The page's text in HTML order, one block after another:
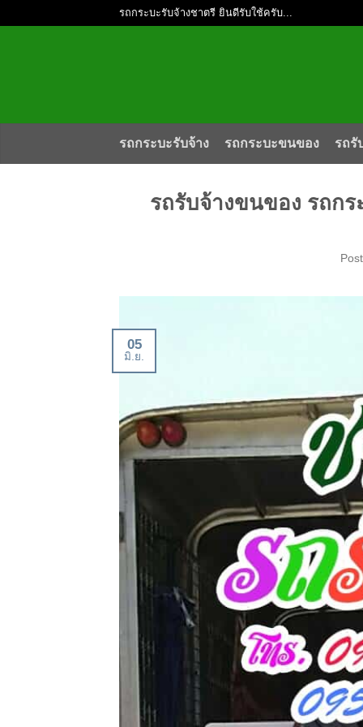
รถกระบะรับจ้างชาตรี ยินดีรับใช้ครับ...
รถกระบะรับจ้าง รถกระบะขนของ รถรั
รถรับจ้างขนของ รถก
05
มิ.ย.